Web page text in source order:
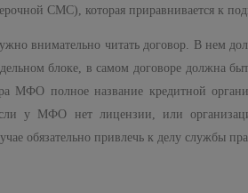
СМС), которая приравнивается к
внимательно читать договор. В нем
блоке, в самом договоре должна
МФО полное название кредитной
у МФО нет лицензии, или
обязательно привлечь к делу службы